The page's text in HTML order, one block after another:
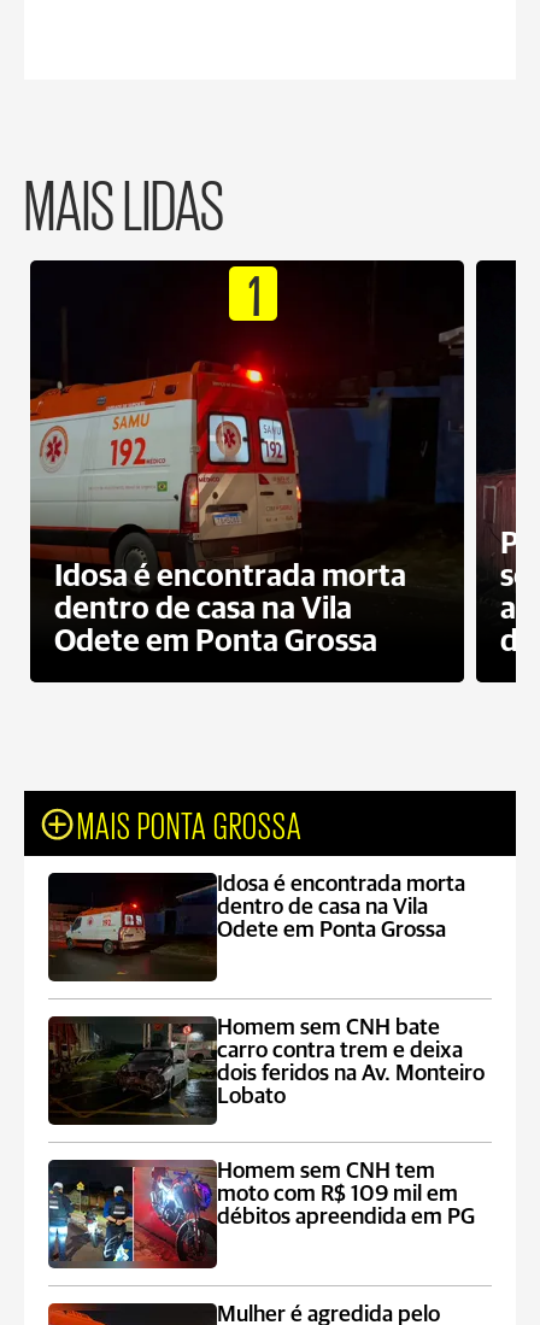
MAIS LIDAS
1
Idosa é encontrada morta
dentro de casa na Vila
Odete em Ponta Grossa
do
MAIS PONTA GROSSA
Idosa é encontrada morta
dentro de casa na Vila
Odete em Ponta Grossa
Homem sem CNH bate
carro contra trem e deixa
dois feridos na Av. Monteiro
Lobato
Homem sem CNH tem
moto com R$ 109 mil em
débitos apreendida em PG
Mulher é agredida pelo